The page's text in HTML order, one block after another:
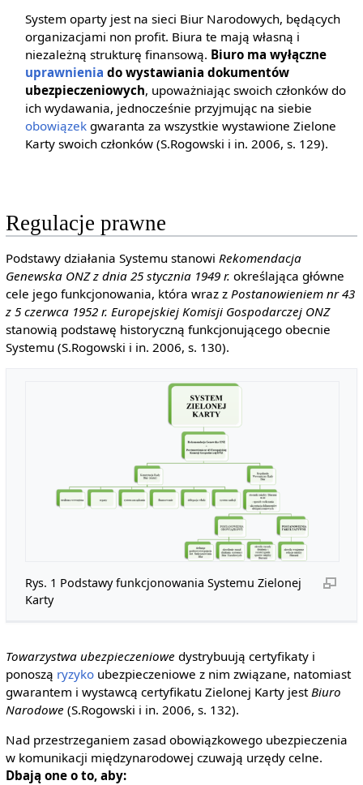
System oparty jest na sieci Biur Narodowych, będących
organizacjami non profit. Biura te mają własną i
niezależną strukturę finansową. Biuro ma wyłączne
uprawnienia do wystawiania dokumentów
ubezpieczeniowych, upoważniając swoich członków do
ich wydawania, jednocześnie przyjmując na siebie
obowiązek gwaranta za wszystkie wystawione Zielone
Karty swoich członków (S.Rogowski i in. 2006, s. 129).
Regulacje prawne
Podstawy działania Systemu stanowi Rekomendacja
Genewska ONZ z dnia 25 stycznia 1949 r. określająca główne
cele jego funkcjonowania, która wraz z Postanowieniem nr 43
z 5 czerwca 1952 r. Europejskiej Komisji Gospodarczej ONZ
stanowią podstawę historyczną funkcjonującego obecnie
Systemu (S.Rogowski i in. 2006, s. 130).
Rys. 1 Podstawy funkcjonowania Systemu Zielonej
Karty
Towarzystwa ubezpieczeniowe dystrybuują certyfikaty i
ponoszą ryzykoubezpieczeniowe z nim związane, natomiast
gwarantem i wystawcą certyfikatu Zielonej Karty jestBiuro
Narodowe (S.Rogowski i in. 2006, s. 132).
Nad przestrzeganiem zasad obowiązkowego ubezpieczenia
w komunikacji międzynarodowej czuwają urzędy celne.
Dbają one o to, aby: